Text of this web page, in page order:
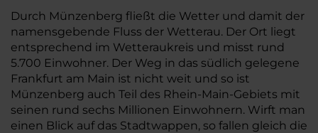
Durch Münzenberg fließt die Wetter und damit der
namensgebende Fluss der Wetterau. Der Ort liegt
entsprechend im Wetteraukreis und misst rund
5.700 Einwohner. Der Weg in das südlich gelegene
Frankfurt am Main ist nicht weit und so ist
Münzenberg auch Teil des Rhein-Main-Gebiets mit
seinen rund sechs Millionen Einwohnern. Wirft man
einen Blick auf das Stadtwappen, so fallen gleich die